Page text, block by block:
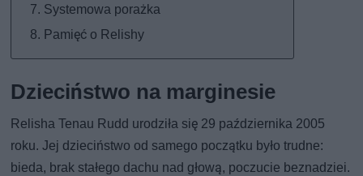
Systemowa porażka
Pamięć o Relishy
Dzieciństwo na marginesie
Relisha Tenau Rudd urodziła się 29 października 2005
roku. Jej dzieciństwo od samego początku było trudne:
bieda, brak stałego dachu nad głową, poczucie beznadziei.